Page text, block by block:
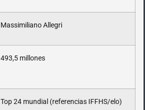
Massimiliano Allegri
493,5 millones
Top 24 mundial (referencias IFFHS/elo)